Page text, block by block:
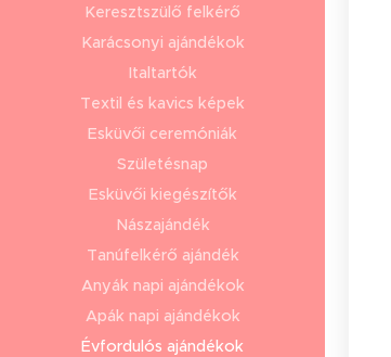
Keresztszülő felkérő
Karácsonyi ajándékok
Italtartók
Textil és kavics képek
Esküvői ceremóniák
Születésnap
Esküvői kiegészítők
Nászajándék
Tanúfelkérő ajándék
Anyák napi ajándékok
Apák napi ajándékok
Évfordulós ajándékok